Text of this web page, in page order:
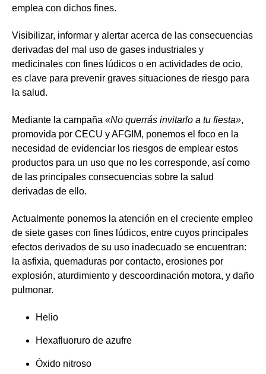
emplea con dichos fines.
Visibilizar, informar y alertar acerca de las consecuencias
derivadas del mal uso de gases industriales y
medicinales con fines lúdicos o en actividades de ocio,
es clave para prevenir graves situaciones de riesgo para
la salud.
Mediante la campaña «No querrás invitarlo a tu fiesta»,
promovida por CECU y AFGIM, ponemos el foco en la
necesidad de evidenciar los riesgos de emplear estos
productos para un uso que no les corresponde, así como
de las principales consecuencias sobre la salud
derivadas de ello.
Actualmente ponemos la atención en el creciente empleo
de siete gases con fines lúdicos, entre cuyos principales
efectos derivados de su uso inadecuado se encuentran:
la asfixia, quemaduras por contacto, erosiones por
explosión, aturdimiento y descoordinación motora, y daño
pulmonar.
Helio
Hexafluoruro de azufre
Óxido nitroso